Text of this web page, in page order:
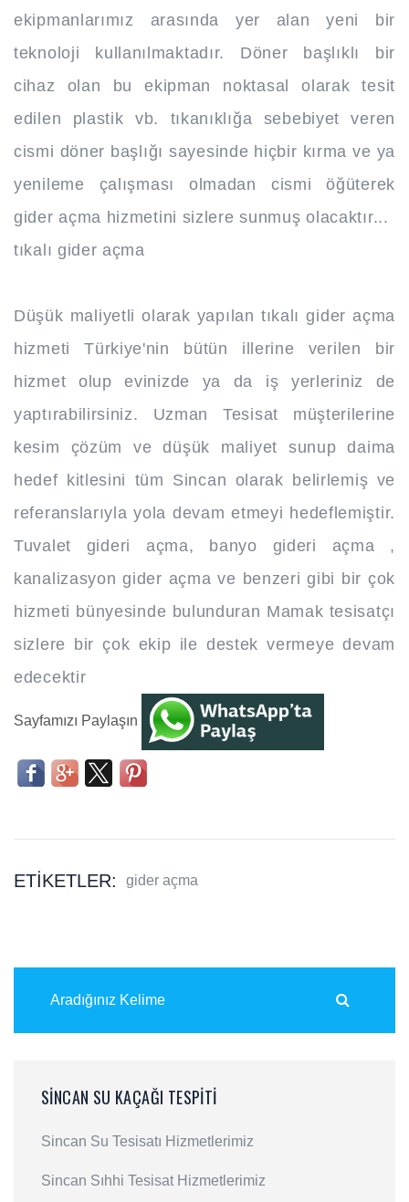
ekipmanlarımız arasında yer alan yeni bir
teknoloji kullanılmaktadır. Döner başlıklı bir
cihaz olan bu ekipman noktasal olarak tesit
edilen plastik vb. tıkanıklığa sebebiyet veren
cismi döner başlığı sayesinde hiçbir kırma ve ya
yenileme çalışması olmadan cismi öğüterek
gider açma hizmetini sizlere sunmuş olacaktır...
tıkalı gider açma
Düşük maliyetli olarak yapılan tıkalı gider açma
hizmeti Türkiye'nin bütün illerine verilen bir
hizmet olup evinizde ya da iş yerleriniz de
yaptırabilirsiniz. Uzman Tesisat müşterilerine
kesim çözüm ve düşük maliyet sunup daima
hedef kitlesini tüm Sincan olarak belirlemiş ve
referanslarıyla yola devam etmeyi hedeflemiştir.
Tuvalet gideri açma, banyo gideri açma ,
kanalizasyon gider açma ve benzeri gibi bir çok
hizmeti bünyesinde bulunduran Mamak tesisatçı
sizlere bir çok ekip ile destek vermeye devam
edecektir
Sayfamızı Paylaşın
ETIKETLER: gider açma
SINCAN SU KAÇAĞI TESPITI
Sincan Su Tesisatı Hizmetlerimiz
Sincan Sıhhi Tesisat Hizmetlerimiz